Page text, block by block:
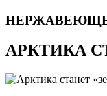
АРКТИКА